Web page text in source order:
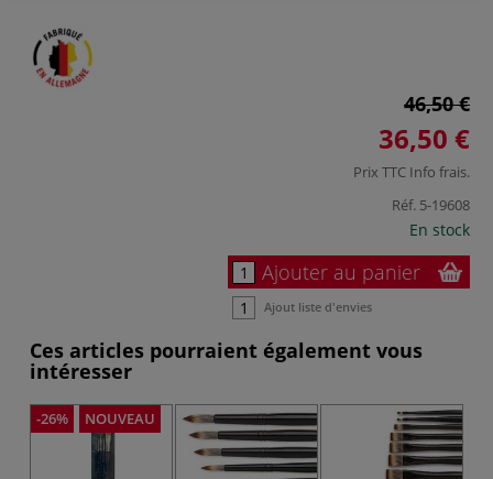
46,50 €
36,50 €
Prix TTC Info frais.
Réf. 5-19608
En stock
Ajouter au panier
Ajout liste d'envies
Ces articles pourraient également vous
intéresser
-26% NOUVEAU